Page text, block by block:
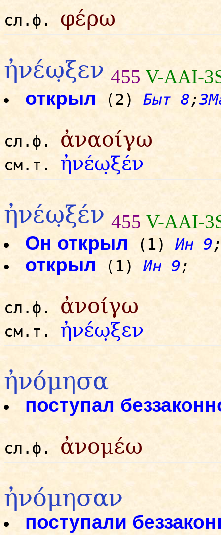
сл.ф. φέρω
ἠνέω̣ξεν 455 V-AAI-
открыл (2) Быт 8;
сл.ф. ἀναοίγω
см.т. ἠνέω̣ξέν
ἠνέω̣ξέν 455 V-AAI-
Он открыл (1) Ин 9
открыл (1) Ин 9;
сл.ф. ἀνοίγω
см.т. ἠνέω̣ξεν
ἠνόμησα
поступал
сл.ф. ἀνομέω
ἠνόμησαν
поступали